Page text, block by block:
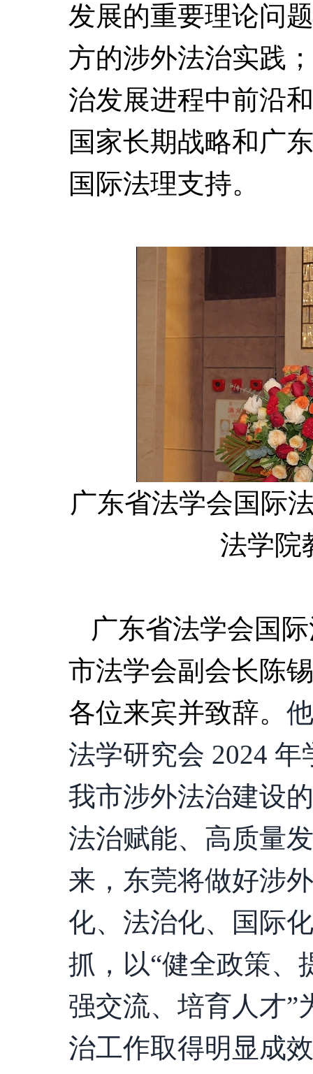
发展的重要理论问
方的涉外法治实践
治发展进程中前沿
国家长期战略和广
国际法理支持。
广东省法学会国际
法学院
广东省法学会国
市法学会副会长陈
各位来宾并致辞。
法学研究会 2024
我市涉外法治建设
法治赋能、高质量
来，东莞将做好涉
化、法治化、国际
抓，以“健全政策、
强交流、培育人才”
治工作取得明显成